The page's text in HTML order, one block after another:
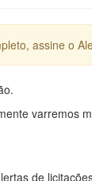
assine o
varremos
de